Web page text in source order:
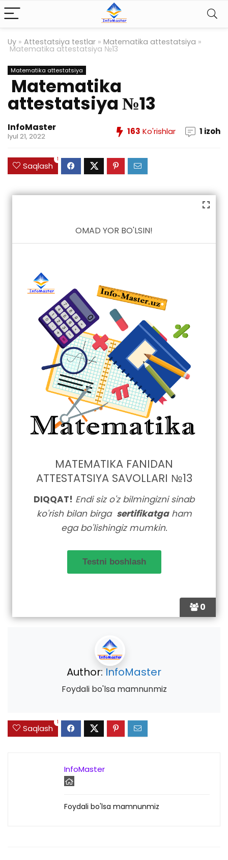
Uy » Attestatsiya testlar » Matematika attestatsiya »
Matematika attestatsiya №13
Matematika attestatsiya
Matematika
attestatsiya №13
InfoMaster
Iyul 21, 2022 163 Ko'rishlar 1 izoh
Saqlash
1
0
OMAD YOR BO'LSIN!
MATEMATIKA FANIDAN
ATTESTATSIYA SAVOLLARI №13
DIQQAT! Endi siz o'z bilmingizni sinab
ko'rish bilan birga sertifikatgaham
ega bo'lishingiz mumkin.
Author:InfoMaster
Foydali bo'lsa mamnunmiz
Saqlash
1
InfoMaster
Foydali bo'lsa mamnunmiz